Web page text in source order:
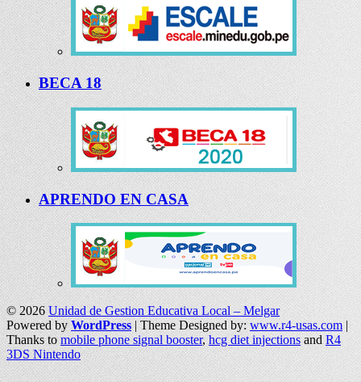
BECA 18
APRENDO EN CASA
© 2026Unidad de Gestion Educativa Local – Melgar
Powered byWordPress | Theme Designed by: www.r4-usas.com |
Thanks to mobile phone signal booster,hcg diet injections and R4
3DS Nintendo